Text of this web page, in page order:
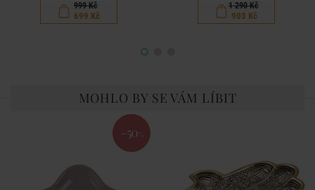
999 Kč
699 Kč
1 290 Kč
903 Kč
MOHLO BY SE VÁM LÍBIT
-50 %